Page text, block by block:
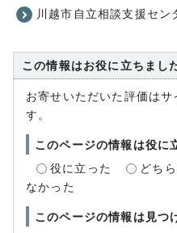
川越市自立相談支援セン
この情報はお役に立ちまし
お寄せいただいた評価は
す。
このページの情報は役に
役に立った
どち
なかった
このページの情報は見つ